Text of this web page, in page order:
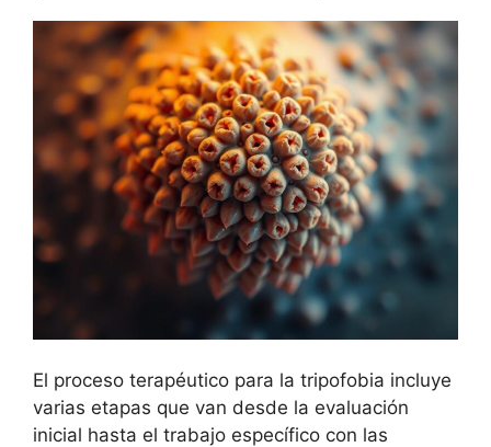
El proceso terapéutico para la tripofobia incluye
varias etapas que van desde la evaluación
inicial hasta el trabajo específico con las